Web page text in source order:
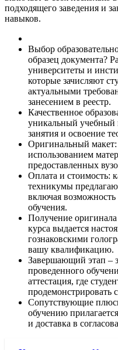
подходящего заведения и
навыков.
Выбор
образец документа?
университеты и
которые зачисляют
актуальными
занесением в реестр.
Качественное
уникальный учебный
занятия и освоение
Оригинальный макет:
использованием
предоставленных
Оплата и стоимость:
техникумы
включая
обучения.
Получение
курса выдается
гознаковскими
вашу квалификацию.
Завершающий этап –
проведенного
аттестация, где
продемонстрировать
Сопутствующие
обучению
и доставка в